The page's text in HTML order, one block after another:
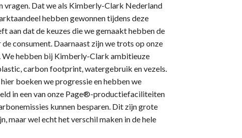
vragen. Dat we als Kimberly-Clark Nederland
hebben gewonnen tijdens deze
aan dat de keuzes die we gemaakt hebben de
consument. Daarnaast zijn we trots op onze
hebben bij Kimberly-Clark ambitieuze
carbon footprint, watergebruik en vezels.
boeken we progressie en hebben we
in een van onze Page®-productiefaciliteiten
kunnen besparen. Dit zijn grote
wel echt het verschil maken in de hele